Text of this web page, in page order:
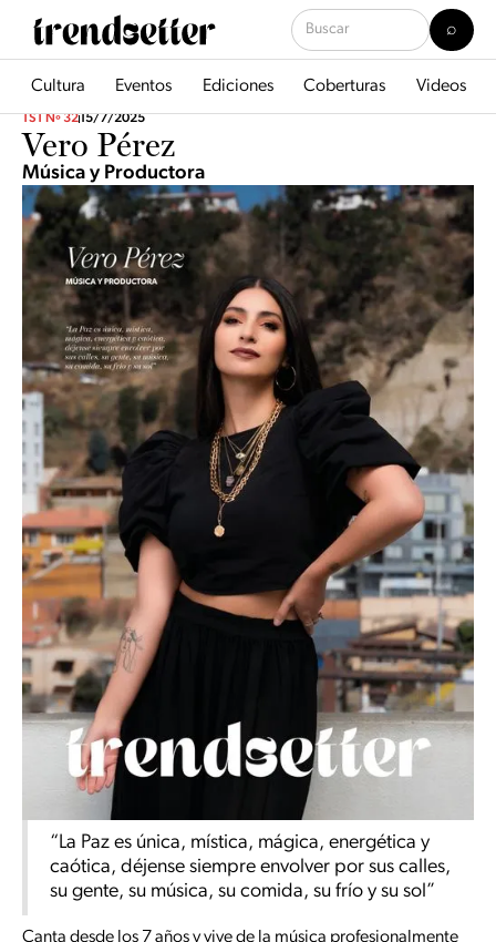
Cultura Eventos Ediciones Coberturas Videos
TST Nº 3215/7/2025
Vero Pérez
Música y Productora
“La Paz es única, mística, mágica, energética y
caótica, déjense siempre envolver por sus calles,
su gente, su música, su comida, su frío y su sol”
Canta desde los 7 años y vive de la música profesionalmente